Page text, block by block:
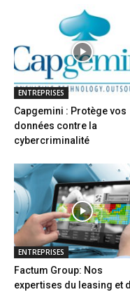
ENTREPRISES
Capgemini : Protège vos
données contre la
cybercriminalité
ENTREPRISES
Factum Group: Nos
expertises du leasing et